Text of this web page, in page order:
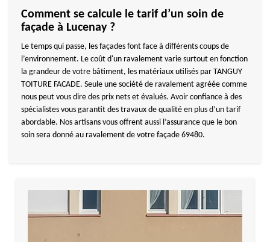
Comment se calcule le tarif d’un soin de
façade à Lucenay ?
Le temps qui passe, les façades font face à différents coups de
l’environnement. Le coût d'un ravalement varie surtout en fonction
la grandeur de votre bâtiment, les matériaux utilisés par TANGUY
TOITURE FACADE. Seule une société de ravalement agréée comme
nous peut vous dire des prix nets et évalués. Avoir confiance à des
spécialistes vous garantit des travaux de qualité en plus d’un tarif
abordable. Nos artisans vous offrent aussi l’assurance que le bon
soin sera donné au ravalement de votre façade 69480.